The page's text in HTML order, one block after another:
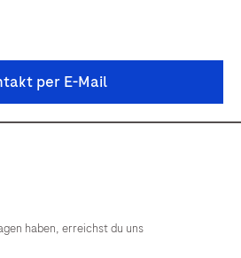
per E-Mail
haben, erreichst du uns